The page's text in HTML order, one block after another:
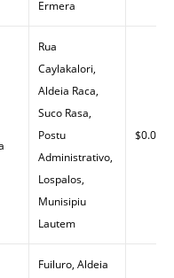
Ermera
Rua
Caylakalori,
Aldeia Raca,
Suco Rasa,
Postu
Administrativo,
Lospalos,
Munisipiu
Lautem
$0.00
Fuiluro, Aldeia